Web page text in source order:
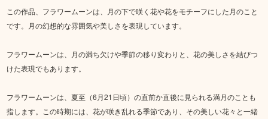
この作品、フラワームーンは、月の下で咲く花や花をモチーフにした月のこと
です。月の幻想的な雰囲気や美しさを表現しています。
フラワームーンは、月の満ち欠けや季節の移り変わりと、花の美しさを結びつ
けた表現でもあります。
フラワームーンは、夏至（6月21日頃）の直前か直後に見られる満月のことも
指します。この時期には、花が咲き乱れる季節であり、その美しい花々と一緒